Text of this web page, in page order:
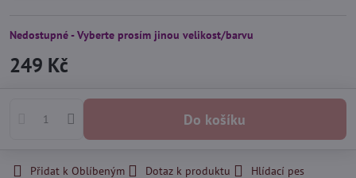
Nedostupné - Vyberte prosím jinou velikost/barvu
249 Kč
Do košíku
Přidat k Oblíbeným Dotaz k produktu
Hlídací pes